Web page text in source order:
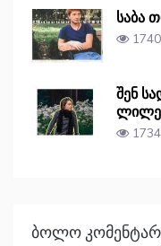
საბა
შენ
ლილე
Ბოლო